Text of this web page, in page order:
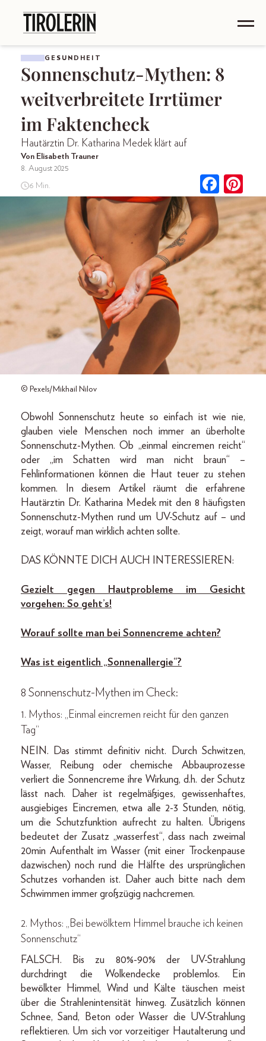
GESUNDHEIT
Sonnenschutz-Mythen: 8
weitverbreitete Irrtümer
im Faktencheck
Hautärztin Dr. Katharina Medek klärt auf
Von Elisabeth Trauner
8. August 2025
6 Min.
© Pexels/Mikhail Nilov
Obwohl Sonnenschutz heute so einfach ist wie nie,
glauben viele Menschen noch immer an überholte
Sonnenschutz-Mythen. Ob „einmal eincremen reicht“
oder „im Schatten wird man nicht braun“ –
Fehlinformationen können die Haut teuer zu stehen
kommen. In diesem Artikel räumt die erfahrene
Hautärztin Dr. Katharina Medek mit den 8 häufigsten
Sonnenschutz-Mythen rund um UV-Schutz auf – und
zeigt, worauf man wirklich achten sollte.
DAS KÖNNTE DICH AUCH INTERESSIEREN:
Gezielt gegen Hautprobleme im Gesicht
vorgehen: So geht’s!
Worauf sollte man bei Sonnencreme achten?
Was ist eigentlich „Sonnenallergie“?
8 Sonnenschutz-Mythen im Check:
1. Mythos: „Einmal eincremen reicht für den ganzen
Tag“
NEIN. Das stimmt definitiv nicht. Durch Schwitzen,
Wasser, Reibung oder chemische Abbauprozesse
verliert die Sonnencreme ihre Wirkung, d.h. der Schutz
lässt nach. Daher ist regelmäßiges, gewissenhaftes,
ausgiebiges Eincremen, etwa alle 2-3 Stunden, nötig,
um die Schutzfunktion aufrecht zu halten. Übrigens
bedeutet der Zusatz „wasserfest“, dass nach zweimal
20min Aufenthalt im Wasser (mit einer Trockenpause
dazwischen) noch rund die Hälfte des ursprünglichen
Schutzes vorhanden ist. Daher auch bitte nach dem
Schwimmen immer großzügig nachcremen.
2. Mythos: „Bei bewölktem Himmel brauche ich keinen
Sonnenschutz“
FALSCH. Bis zu 80%-90% der UV-Strahlung
durchdringt die Wolkendecke problemlos. Ein
bewölkter Himmel, Wind und Kälte täuschen meist
über die Strahlenintensität hinweg. Zusätzlich können
Schnee, Sand, Beton oder Wasser die UV-Strahlung
reflektieren. Um sich vor vorzeitiger Hautalterung und